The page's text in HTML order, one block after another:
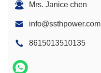
Mrs. Janice chen
info@ssthpower.com
8615013510135